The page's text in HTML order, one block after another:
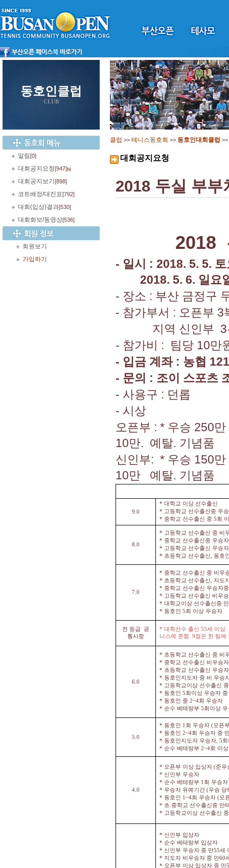
동호인클럽
CLUB
알림[0]
대회공지요청[947]
대회공지보기 [898]
코트배정/대진표[792]
대회(입상)결과[530]
대회화보/동영상[536]
회원보기
가입하기
클럽 >> 테니스동호회 >> 동호인대회클럽 >>
대회공지요청
2018 두실 부
2018
- 일시 : 2018. 5. 5.
2018. 5. 6. 일요
- 장소 : 부산 금정구
- 참가부서 : 오픈부 3
지역 신인부 3
- 참가비 : 팀당 10만
- 입금 계좌 : 농협
- 문의 : 조이 스포츠
- 사용구 : 던롭
- 시상
오픈부 : * 우승 250
10만. 예탈. 기념품
신인부: * 우승 150
10만 예탈. 기념품
9.0
* 대학교 이상 선수출신
* 고등학교 선수출신중 우
* 중학교 선수출신 중 5회
8.0
* 고등학교 선수출신 중 비
* 중학교 선수출신중 우승
* 고등학교 선수출신 우승
* 초등학교 선수출신 동호
7.0
* 중학교 선수출신 중 비우
* 초등학교 선수출신
지도
* 중학교 선수출신 우승자
* 고등학교 선수출신 비우
* 대학교이상 선수출신중 만
* 동호인 5회 이상 우승자
전 등급 공
통사항
* 대학선수 출신 55세 이상
니스에 준함. 9점은 한 팀에
6.0
* 초등학교 선수출신 중 비
* 중학교 선수출신 비우승
* 초등학교 선수출신 우승자
* 동호인지도자 중 비 우승
* 고등학교이상 선수출신
* 동호인 5회이상 우승자 중
* 동호인 중 2~4회 우승자
* 순수 베테랑부 5회이상 우
5.0
* 동호인 1 회 우승자 (오픈
* 동호인 2~4회 우승자 중
* 동호인지도자 우승자, 5
* 순수 베테랑부 2~4회 이
4.0
* 오픈부 이상 입상자 (준우
* 신인부 우승자
* 순수 베테랑부 1 회 우승자
* 우승자 유예기간 (우승 당
* 동호인 1~4회 우승자 (오
* 초 중학교 선수출신중 만
* 고등학교이상 선수출신
* 신인부 입상자
* 순수 베테랑부 입상자
* 신인부 우승자 중 만55세
* 지도자 비우승자 중 만60
* 오픈부 이상 입상자 중 만